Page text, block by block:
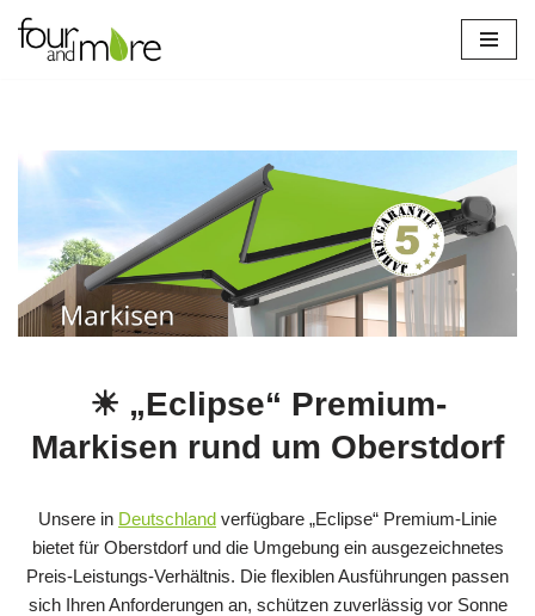
Zum
☀ „Eclipse“ Premium-
Markisen rund um Oberstdorf
Unsere in Deutschland verfügbare „Eclipse“ Premium-Linie
bietet für Oberstdorf und die Umgebung ein ausgezeichnetes
Preis‑Leistungs‑Verhältnis. Die flexiblen Ausführungen passen
sich Ihren Anforderungen an, schützen zuverlässig vor Sonne